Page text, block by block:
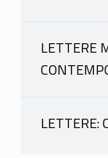
LETTERE
LETTERE: